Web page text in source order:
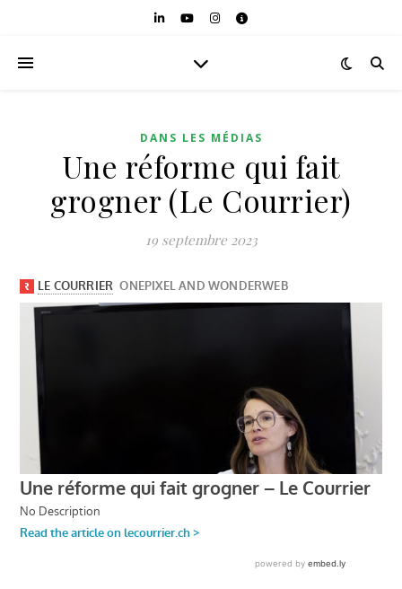
DANS LES MÉDIAS
Une réforme qui fait
grogner (Le Courrier)
19 septembre 2023